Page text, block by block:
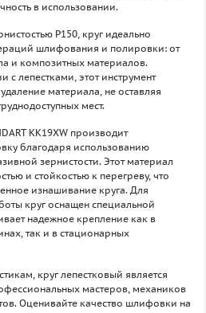
в использовании.
P150, круг идеально
шлифования и полировки: от
и композитных материалов.
с лепестками, этот инструмент
материала, не оставляя
мест.
KK19XW производит
благодаря использованию
зернистости. Этот материал
и стойкостью к перегреву, что
изнашивание круга. Для
круг оснащен специальной
надежное крепление как в
так и в стационарных
круг лепестковый является
мастеров, механиков
Оценивайте качество шлифовки на